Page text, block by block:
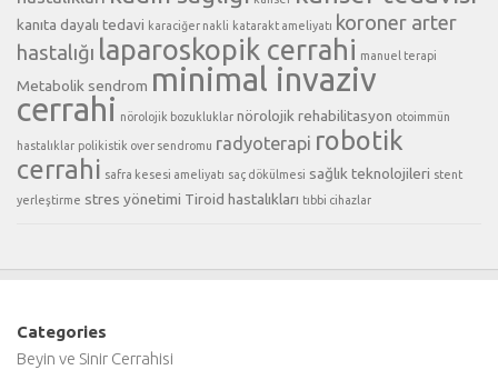
kanıta dayalı tedavi karaciğer nakli katarakt ameliyatı koroner arter
hastalığı laparoskopik cerrahi manuel terapi
Metabolik sendrom minimal invaziv
cerrahi nörolojik bozukluklar nörolojik rehabilitasyon otoimmün
hastalıklar polikistik over sendromu radyoterapi robotik
cerrahi safra kesesi ameliyatı saç dökülmesi sağlık teknolojileri stent
yerleştirme stres yönetimi Tiroid hastalıkları tıbbi cihazlar
Categories
Beyin ve Sinir Cerrahisi